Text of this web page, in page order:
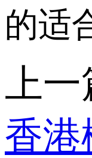
的适
上一
香港